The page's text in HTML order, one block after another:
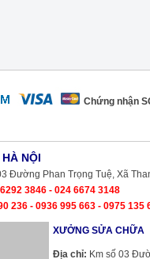
Chứng nhận
NỘI
Đường Phan Trọng Tuệ, Xã
3846 - 024 6674 3148
236 - 0936 995 663 - 0975 135
Đường Phan Trọng Tuệ, Xã